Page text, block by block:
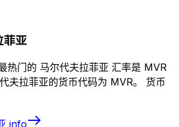
菲亚
热门的 马尔代夫拉菲亚 汇率是 MVR
夫拉菲亚的货币代码为 MVR。 货币
info